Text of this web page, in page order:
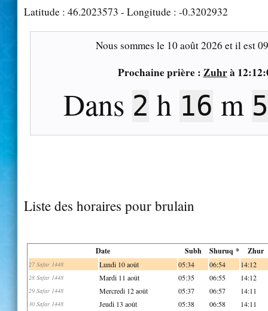
Latitude : 46.2023573 - Longitude : -0.3202932
Nous sommes le 10 août 2026 et il est
Prochaine prière : Zuhrà
Dans 2 h 16 m
Liste des horaires pour brulain
Date Subh Shuruq * Zhur
27 Safar 1448 Lundi 10 août 05:34 06:54 14:12
28 Safar 1448 Mardi 11 août 05:35 06:55 14:12
29 Safar 1448 Mercredi 12 août 05:37 06:57 14:11
30 Safar 1448 Jeudi 13 août 05:38 06:58 14:11